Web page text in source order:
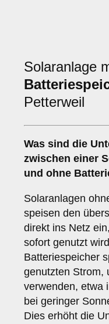
Solaranlage
Petterweil
Was sind die
zwischen einer
und ohne
Solaranlagen
speisen den
direkt ins Netz
sofort genutzt
Batteriespeicher
genutzten Strom,
verwenden, etwa
bei geringer
Dies erhöht die